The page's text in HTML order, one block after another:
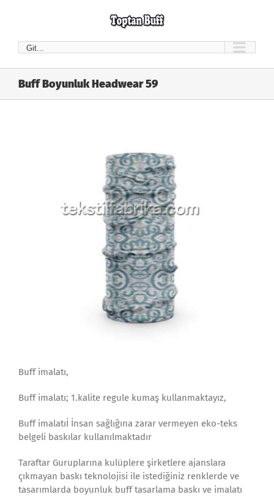
Git...
Buff Boyunluk Headwear 59
Buff imalatı,
Buff imalatı; 1.kalite regule kumaş kullanmaktayız,
Buff imalatıİ İnsan sağlığına zarar vermeyen eko-teks
belgeli baskılar kullanılmaktadır
Taraftar Guruplarına kulüplere şirketlere ajanslara
çıkmayan baskı teknolojisi ile istediğiniz renklerde ve
tasarımlarda boyunluk buff tasarlama baskı ve imalatı